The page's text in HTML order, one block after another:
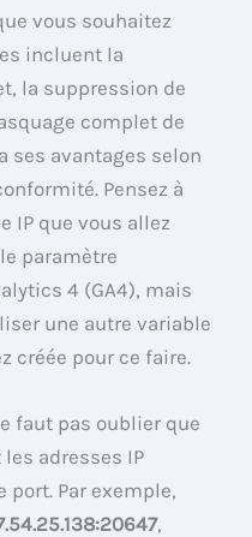
vous souhaitez
incluent la
la suppression de
complet de
ses avantages selon
Pensez à
IP que vous allez
paramètre
4 (GA4), mais
une autre variable
créée pour ce faire.
faut pas oublier que
adresses IP
Par exemple,
,